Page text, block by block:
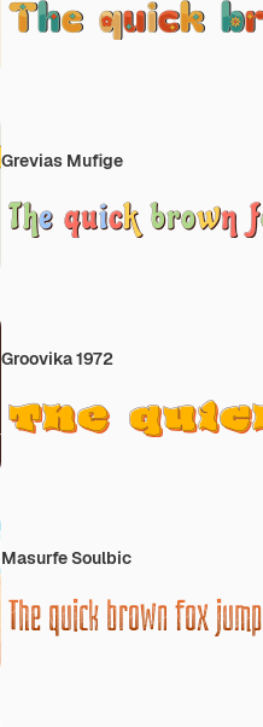
Grevias Mufige
Groovika 1972
Masurfe Soulbic